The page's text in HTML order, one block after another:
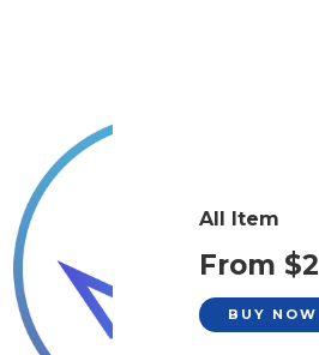
All Item
From $2
BUY NOW